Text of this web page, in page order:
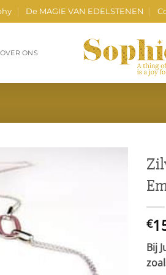
De MAGIE VAN EDELSTENEN
OVER ONS
€
Bij